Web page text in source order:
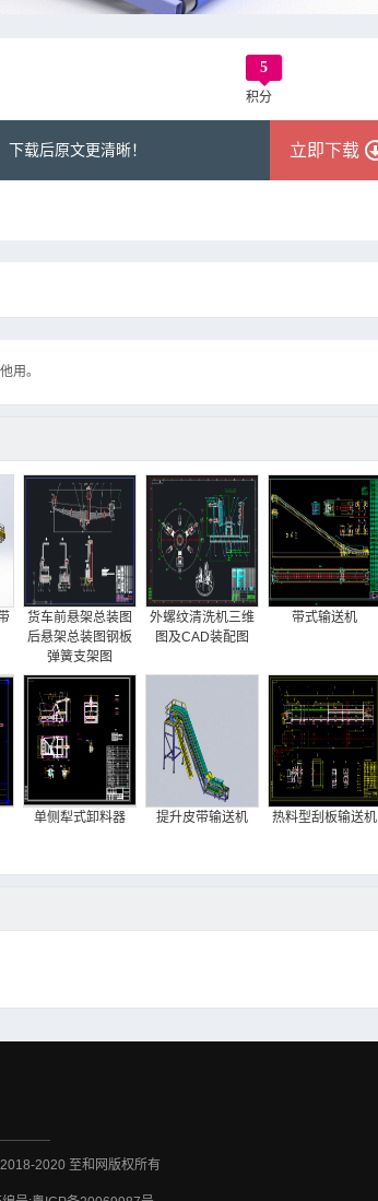
5
积分
载后原文更清晰！ 立即下载
用。
货车前悬架总装图
后悬架总装图钢板
弹簧支架图
外螺纹清洗机三维
图及CAD装配图
带式输送机
单侧犁式卸料器 提升皮带输送机 热料型刮板输送机
2020 至和网版权所有